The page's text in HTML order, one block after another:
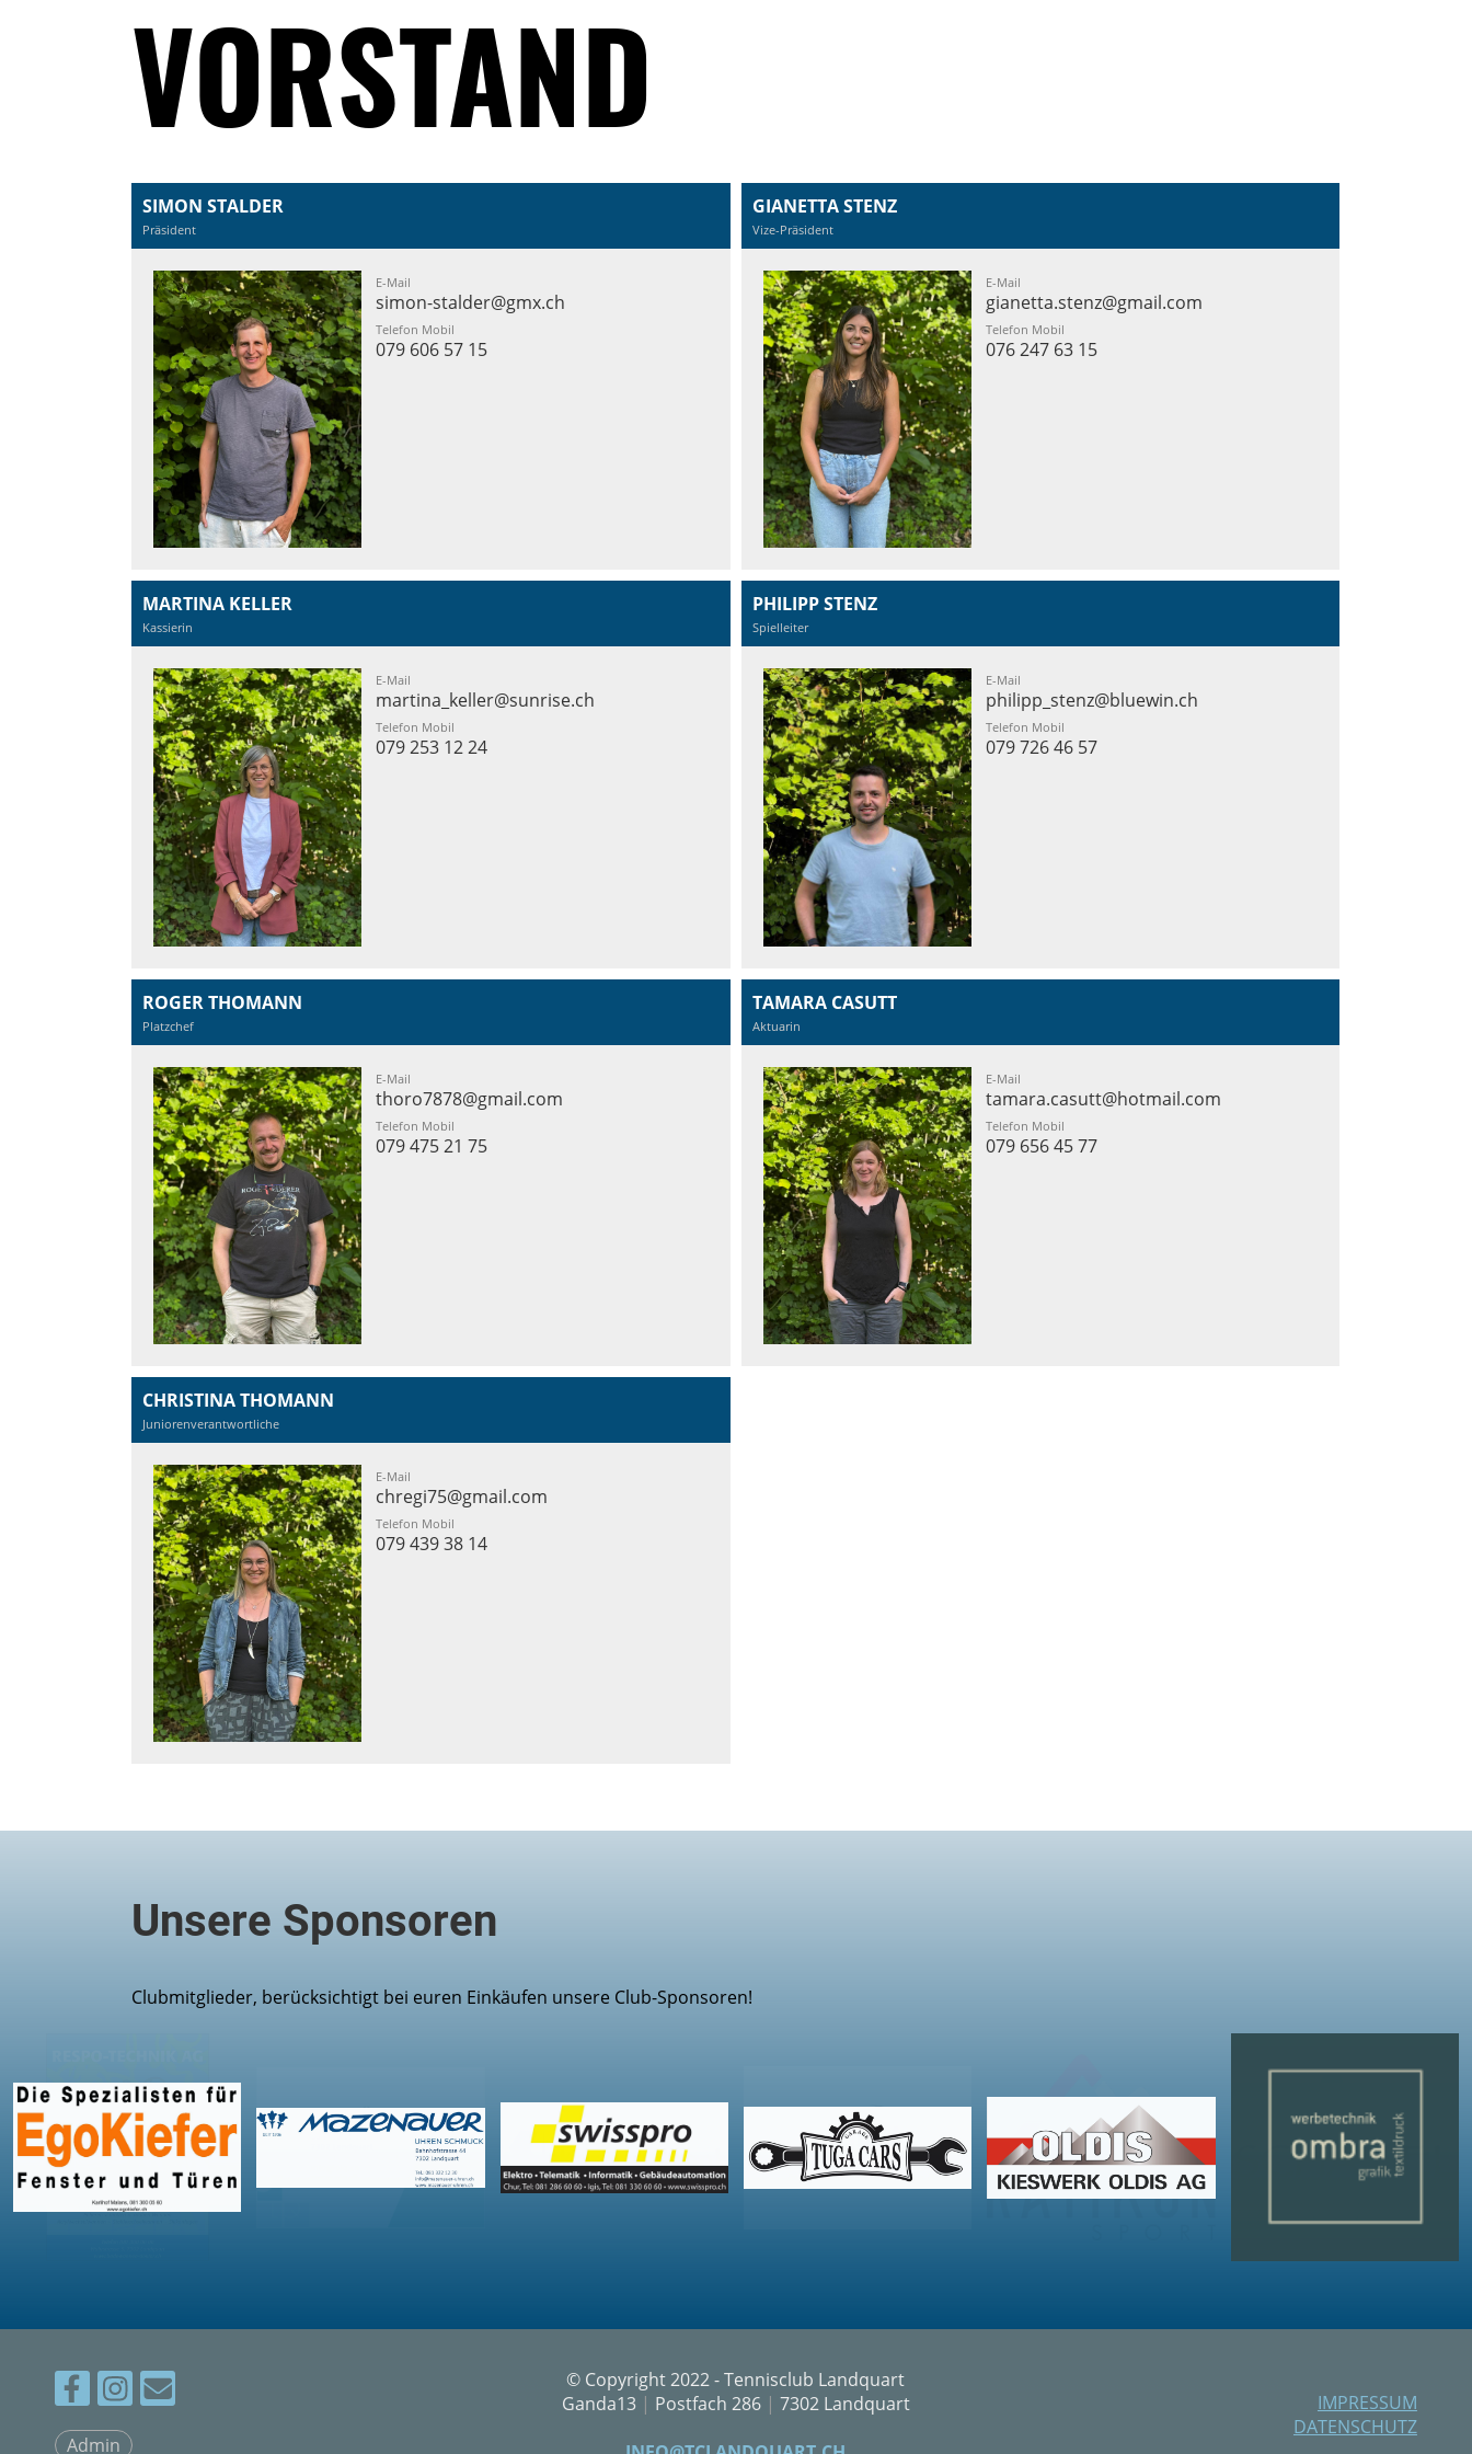
VORSTAND
SIMON STALDER
Präsident
E-Mail
simon-stalder@gmx.ch
Telefon Mobil
079 606 57 15
GIANETTA STENZ
Vize-Präsident
E-Mail
gianetta.stenz@gmail.com
Telefon Mobil
076 247 63 15
MARTINA KELLER
Kassierin
E-Mail
martina_keller@sunrise.ch
Telefon Mobil
079 253 12 24
PHILIPP STENZ
Spielleiter
E-Mail
philipp_stenz@bluewin.ch
Telefon Mobil
079 726 46 57
ROGER THOMANN
Platzchef
E-Mail
thoro7878@gmail.com
Telefon Mobil
079 475 21 75
TAMARA CASUTT
Aktuarin
E-Mail
tamara.casutt@hotmail.com
Telefon Mobil
079 656 45 77
CHRISTINA THOMANN
Juniorenverantwortliche
E-Mail
chregi75@gmail.com
Telefon Mobil
079 439 38 14
Unsere Sponsoren
Clubmitglieder, berücksichtigt bei euren Einkäufen unsere Club-Sponsoren!
Admin
© Copyright 2022 - Tennisclub Landquart
Ganda13 | Postfach 286 | 7302 Landquart
IMPRESSUM
DATENSCHUTZ